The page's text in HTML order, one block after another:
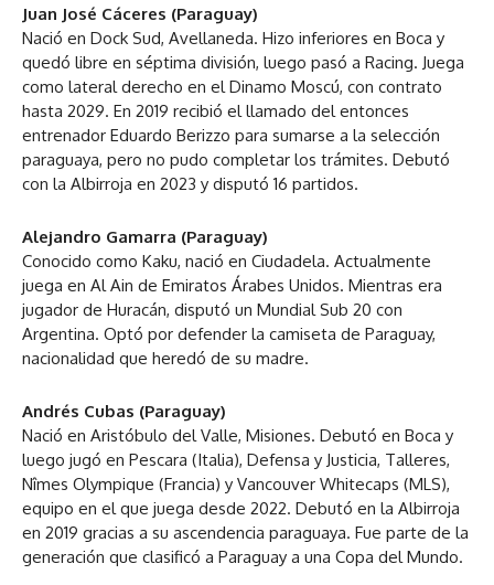
Juan José Cáceres (Paraguay)
Nació en Dock Sud, Avellaneda. Hizo inferiores en Boca y
quedó libre en séptima división, luego pasó a Racing. Juega
como lateral derecho en el Dinamo Moscú, con contrato
hasta 2029. En 2019 recibió el llamado del entonces
entrenador Eduardo Berizzo para sumarse a la selección
paraguaya, pero no pudo completar los trámites. Debutó
con la Albirroja en 2023 y disputó 16 partidos.
Alejandro Gamarra (Paraguay)
Conocido como Kaku, nació en Ciudadela. Actualmente
juega en Al Ain de Emiratos Árabes Unidos. Mientras era
jugador de Huracán, disputó un Mundial Sub 20 con
Argentina. Optó por defender la camiseta de Paraguay,
nacionalidad que heredó de su madre.
Andrés Cubas (Paraguay)
Nació en Aristóbulo del Valle, Misiones. Debutó en Boca y
luego jugó en Pescara (Italia), Defensa y Justicia, Talleres,
Nîmes Olympique (Francia) y Vancouver Whitecaps (MLS),
equipo en el que juega desde 2022. Debutó en la Albirroja
en 2019 gracias a su ascendencia paraguaya. Fue parte de la
generación que clasificó a Paraguay a una Copa del Mundo.